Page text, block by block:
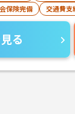
保険完備 交通費支
る